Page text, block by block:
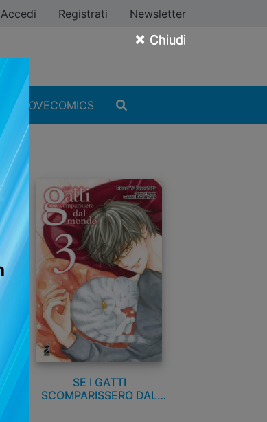
× Chiudi
Accedi Registrati Newsletter
#ILOVECOMICS
SE I GATTI
SCOMPARISSERO DAL